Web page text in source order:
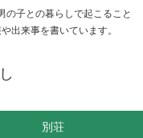
の子との暮らしで起こること
出来事を書いています。
別荘